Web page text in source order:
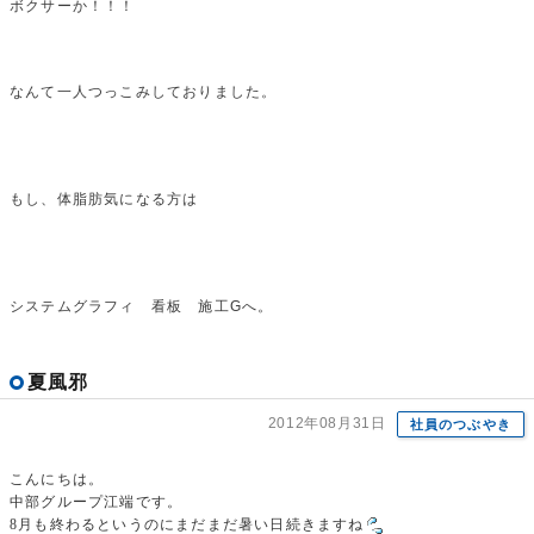
ボクサーか！！！
なんて一人つっこみしておりました。
もし、体脂肪気になる方は
システムグラフィ 看板 施工Gへ。
夏風邪
2012年08月31日 社員のつぶやき
こんにちは。
中部グループ江端です。
8月も終わるというのにまだまだ暑い日続きますね